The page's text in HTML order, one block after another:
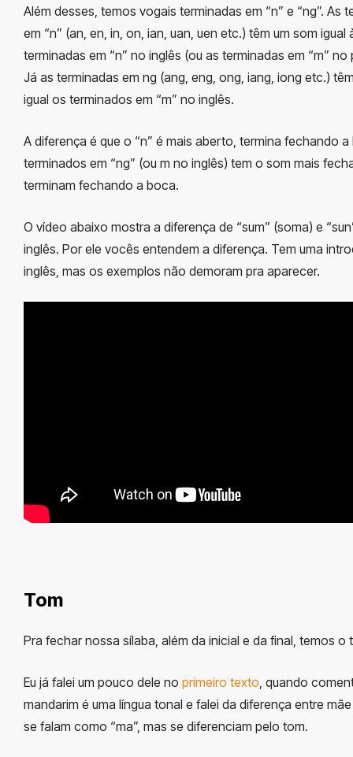
Além desses, temos vogais terminadas em “n” e “ng”. As
em “n” (an, en, in, on, ian, uan, uen etc.) têm um som igual
terminadas em “n” no inglês (ou as terminadas em “m” no
Já as terminadas em ng (ang, eng, ong, iang, iong etc.)
igual os terminados em “m” no inglês.
A diferença é que o “n” é mais aberto, termina fechando
terminados em “ng” (ou m no inglês) tem o som mais
terminam fechando a boca.
O vídeo abaixo mostra a diferença de “sum” (soma) e
inglês. Por ele vocês entendem a diferença. Tem uma
inglês, mas os exemplos não demoram pra aparecer.
Tom
Pra fechar nossa sílaba, além da inicial e da final, temos o
Eu já falei um pouco dele no primeiro texto, quando
mandarim é uma língua tonal e falei da diferença entre
se falam como “ma”, mas se diferenciam pelo tom.